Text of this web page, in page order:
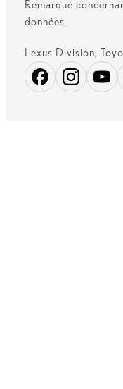
Remarque
données
Lexus Division,